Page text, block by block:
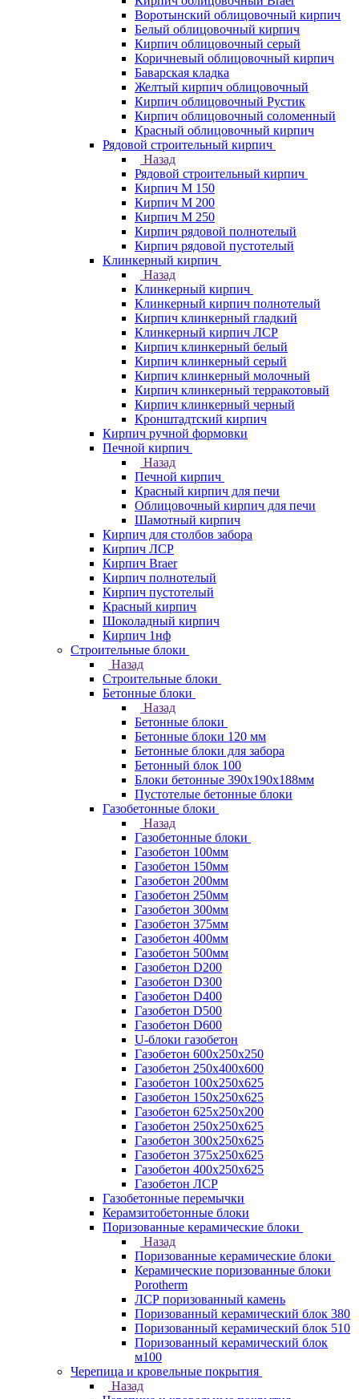
Воротынский облицовочный кирпич
Белый облицовочный кирпич
Кирпич облицовочный серый
Коричневый облицовочный кирпич
Баварская кладка
Желтый кирпич облицовочный
Кирпич облицовочный Рустик
Кирпич облицовочный соломенный
Красный облицовочный кирпич
Рядовой строительный кирпич
Назад
Рядовой строительный кирпич
Кирпич М 150
Кирпич М 200
Кирпич М 250
Кирпич рядовой полнотелый
Кирпич рядовой пустотелый
Клинкерный кирпич
Назад
Клинкерный кирпич
Клинкерный кирпич полнотелый
Кирпич клинкерный гладкий
Клинкерный кирпич ЛСР
Кирпич клинкерный белый
Кирпич клинкерный серый
Кирпич клинкерный молочный
Кирпич клинкерный терракотовый
Кирпич клинкерный черный
Кронштадтский кирпич
Кирпич ручной формовки
Печной кирпич
Назад
Печной кирпич
Красный кирпич для печи
Облицовочный кирпич для печи
Шамотный кирпич
Кирпич для столбов забора
Кирпич ЛСР
Кирпич Braer
Кирпич полнотелый
Кирпич пустотелый
Красный кирпич
Шоколадный кирпич
Кирпич 1нф
Строительные блоки
Назад
Строительные блоки
Бетонные блоки
Назад
Бетонные блоки
Бетонные блоки 120 мм
Бетонные блоки для забора
Бетонный блок 100
Блоки бетонные 390х190х188мм
Пустотелые бетонные блоки
Газобетонные блоки
Назад
Газобетонные блоки
Газобетон 100мм
Газобетон 150мм
Газобетон 200мм
Газобетон 250мм
Газобетон 300мм
Газобетон 375мм
Газобетон 400мм
Газобетон 500мм
Газобетон D200
Газобетон D300
Газобетон D400
Газобетон D500
Газобетон D600
U-блоки газобетон
Газобетон 600x250x250
Газобетон 250x400x600
Газобетон 100х250х625
Газобетон 150х250х625
Газобетон 625х250х200
Газобетон 250х250х625
Газобетон 300х250х625
Газобетон 375х250х625
Газобетон 400х250х625
Газобетон ЛСР
Газобетонные перемычки
Керамзитобетонные блоки
Поризованные керамические блоки
Назад
Поризованные керамические блоки
Керамические поризованные блоки
Porotherm
ЛСР поризованный камень
Поризованный керамический блок 380
Поризованный керамический блок 510
Поризованный керамический блок
м100
Черепица и кровельные покрытия
Назад